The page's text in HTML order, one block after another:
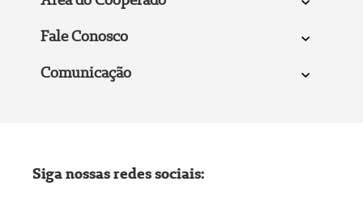
Fale Conosco
Comunicação
Siga nossas redes sociais: